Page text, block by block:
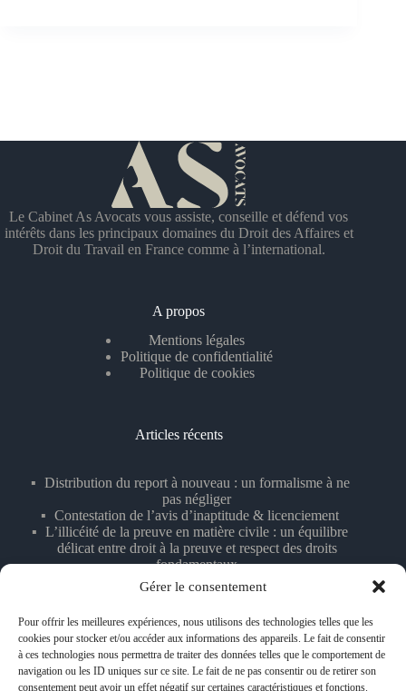
Gérer le consentement
Pour offrir les meilleures expériences, nous utilisons des technologies telles que les
cookies pour stocker et/ou accéder aux informations des appareils. Le fait de consentir
à ces technologies nous permettra de traiter des données telles que le comportement de
navigation ou les ID uniques sur ce site. Le fait de ne pas consentir ou de retirer son
consentement peut avoir un effet négatif sur certaines caractéristiques et fonctions.
Le Cabinet As Avocats vous assiste, conseille et défend vos
intérêts dans les principaux domaines du Droit des Affaires et
Droit du Travail en France comme à l’international.
A propos
Mentions légales
Politique de confidentialité
Politique de cookies
Articles récents
Distribution du report à nouveau : un formalisme à ne
pas négliger
Contestation de l’avis d’inaptitude & licenciement
L’illicéité de la preuve en matière civile : un équilibre
délicat entre droit à la preuve et respect des droits
fondamentaux
Licenciement fondé sur des témoignages anonymisés
Contact